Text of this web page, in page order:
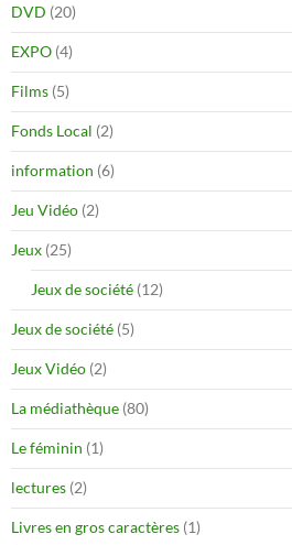
DVD (20)
EXPO (4)
Films (5)
Fonds Local (2)
information (6)
Jeu Vidéo (2)
Jeux (25)
Jeux de société (12)
Jeux de société (5)
Jeux Vidéo (2)
La médiathèque (80)
Le féminin (1)
lectures (2)
Livres en gros caractères (1)